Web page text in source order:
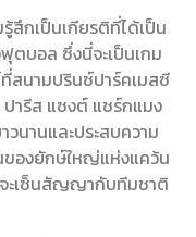
สึกเป็นเกียรติที่ได้เป็น
ตบอล ซึ่งนี่จะเป็นเกม
สนามปรินซ์ปาร์คเมสซี
ารีส แซงต์ แชร์กแมง
นานและประสบความ
ของยักษ์ใหญ่แห่งแคว้น
ะเซ็นสัญญากับทีมชาติ